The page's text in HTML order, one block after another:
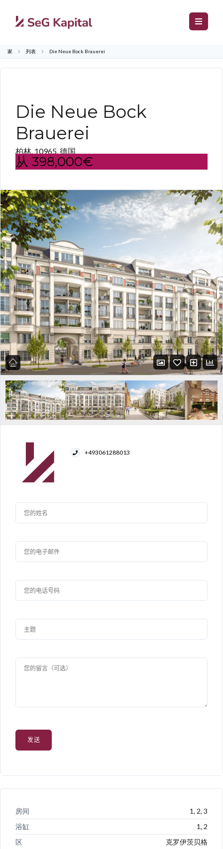
家 列表 Die Neue Bock Brauerei
Die Neue Bock
Brauerei
柏林, 10965, 德国
从 398,000€
+493061288013
房间
1, 2, 3
浴缸
1, 2
区
克罗伊茨贝格